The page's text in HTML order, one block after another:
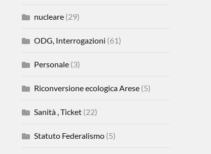
nucleare(29)
ODG, Interrogazioni (61)
Personale(3)
Riconversione ecologica Arese(5)
Sanità , Ticket(22)
Statuto Federalismo(5)